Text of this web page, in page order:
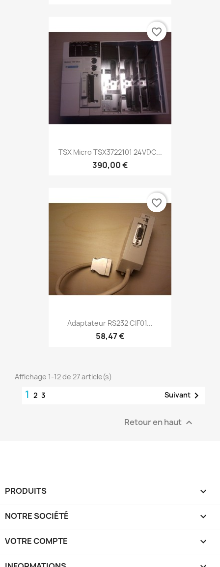
TSX Micro TSX3722101 24VDC...
390,00 €
favorite_border
Adaptateur RS232 CIF01...
58,47 €
favorite_border
Affichage 1-12 de 27 article(s)
1 2 3 Suivant 
Retour en haut 
PRODUITS 
NOTRE SOCIÉTÉ 
VOTRE COMPTE 